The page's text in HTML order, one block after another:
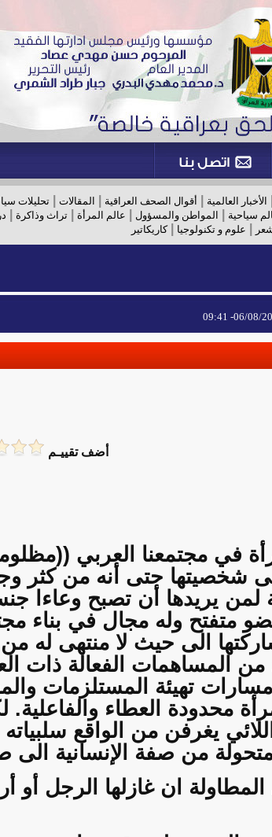
الأخبار العالمية أقوال الصحف العراقية المقالات تحليلات
سياحية المواطن والمسؤول عالم المرأة |تراث وذاكرة
علوم و تكنولوجيا |كاريكاتير
06/08/2026-
06/08/2026-
أضف تقييـم
في مجتمعنا العربي
شخصيتها حتى أنه من كثر
لمن يريدها أن تصبح وعاءا
متفتح وله مجال في بناء
الى حيث لا منتهى له
المساهمات الفعالة ذات
تهيئة المستلزمات
محدودة العطاء والفاعلية.
يغرفن من الواقع سلبياته
من صفة الإنسانية
ان غازلها الرجل أو